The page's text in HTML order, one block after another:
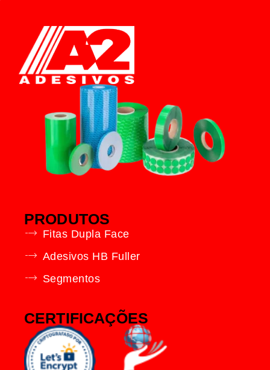
PRODUTOS
Fitas Dupla Face
Adesivos HB Fuller
Segmentos
CERTIFICAÇÕES